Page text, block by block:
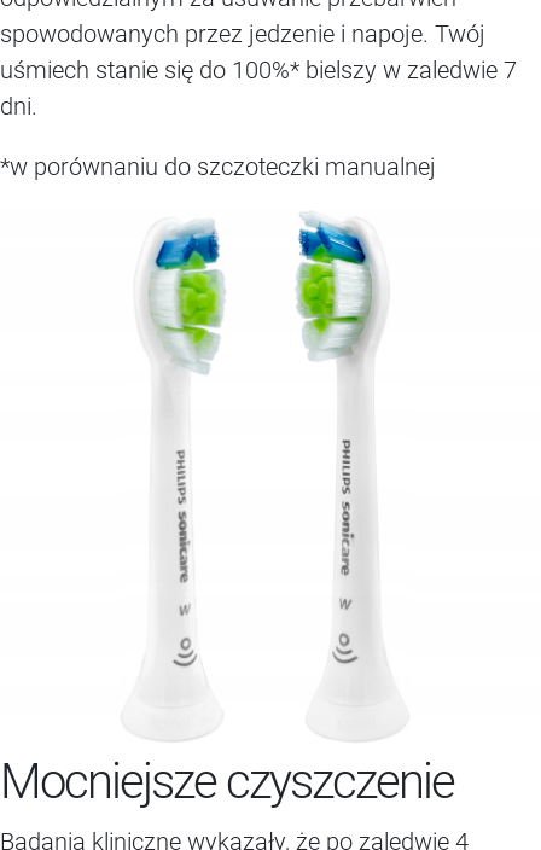
spowodowanych przez jedzenie i napoje. Twój
uśmiech stanie się do 100%* bielszy w zaledwie 7
dni.
*w porównaniu do szczoteczki manualnej
Mocniejsze czyszczenie
Badania kliniczne wykazały, że po zaledwie 4